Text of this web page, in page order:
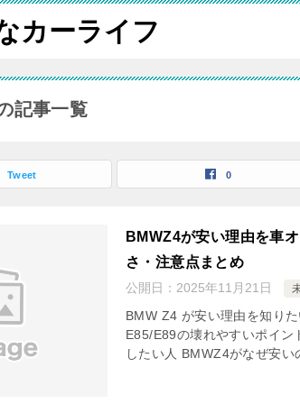
カーライフ
記事一覧
Tweet 0
BMWZ4が安い理由を車
さ・注意点まとめ
公開日： 2025年11月21日
BMW Z4 が安い理由を知り
E85/E89の壊れやすいポイン
したい人 BMWZ4がなぜ安